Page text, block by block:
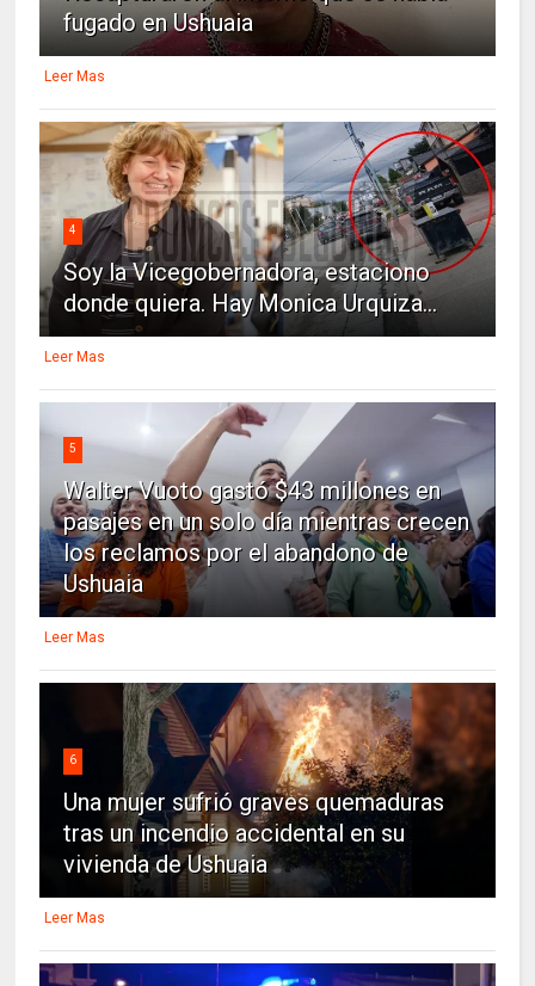
fugado en Ushuaia
Leer Mas
4
Soy la Vicegobernadora, estaciono
donde quiera. Hay Monica Urquiza...
Leer Mas
5
Walter Vuoto gastó $43 millones en
pasajes en un solo día mientras crecen
los reclamos por el abandono de
Ushuaia
Leer Mas
6
Una mujer sufrió graves quemaduras
tras un incendio accidental en su
vivienda de Ushuaia
Leer Mas